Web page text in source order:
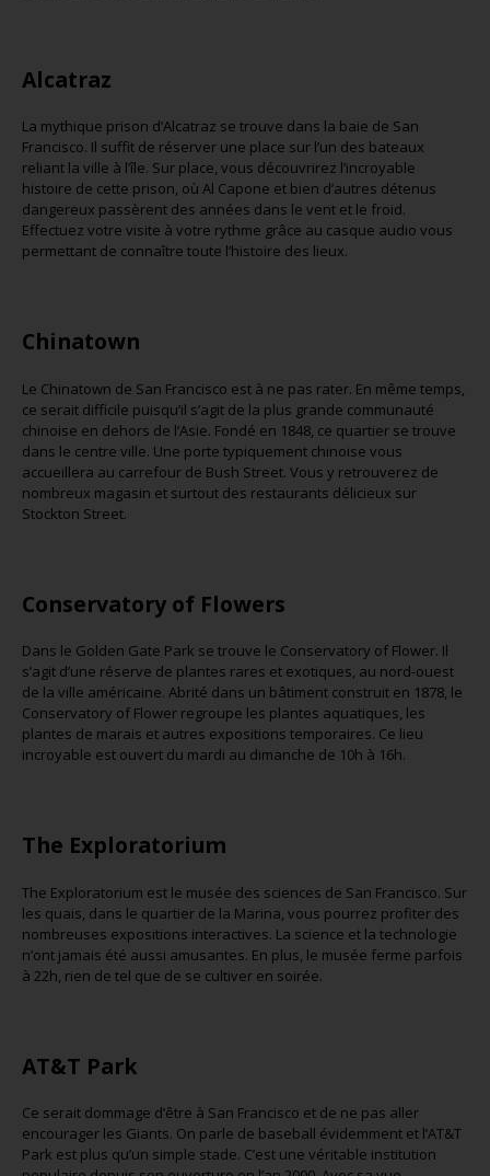
Alcatraz
La mythique prison d’Alcatraz se trouve dans la baie de San
Francisco. Il suffit de réserver une place sur l’un des bateaux
reliant la ville à l’île. Sur place, vous découvrirez l’incroyable
histoire de cette prison, où Al Capone et bien d’autres détenus
dangereux passèrent des années dans le vent et le froid.
Effectuez votre visite à votre rythme grâce au casque audio vous
permettant de connaître toute l’histoire des lieux.
Chinatown
Le Chinatown de San Francisco est à ne pas rater. En même temps,
ce serait difficile puisqu’il s’agit de la plus grande communauté
chinoise en dehors de l’Asie. Fondé en 1848, ce quartier se trouve
dans le centre ville. Une porte typiquement chinoise vous
accueillera au carrefour de Bush Street. Vous y retrouverez de
nombreux magasin et surtout des restaurants délicieux sur
Stockton Street.
Conservatory of Flowers
Dans le Golden Gate Park se trouve le Conservatory of Flower. Il
s’agit d’une réserve de plantes rares et exotiques, au nord-ouest
de la ville américaine. Abrité dans un bâtiment construit en 1878, le
Conservatory of Flower regroupe les plantes aquatiques, les
plantes de marais et autres expositions temporaires. Ce lieu
incroyable est ouvert du mardi au dimanche de 10h à 16h.
The Exploratorium
The Exploratorium est le musée des sciences de San Francisco. Sur
les quais, dans le quartier de la Marina, vous pourrez profiter des
nombreuses expositions interactives. La science et la technologie
n’ont jamais été aussi amusantes. En plus, le musée ferme parfois
à 22h, rien de tel que de se cultiver en soirée.
AT&T Park
Ce serait dommage d’être à San Francisco et de ne pas aller
encourager les Giants. On parle de baseball évidemment et l’AT&T
Park est plus qu’un simple stade. C’est une véritable institution